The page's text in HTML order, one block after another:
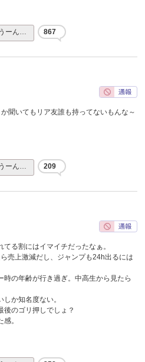
うーん… 867
聞いてもリア友誰も持ってないもんな～
うーん… 209
る割にはイマイチだったなぁ。
売上激減だし、ジャンプも24h出るには
時の年齢が行き過ぎ。中高生から見たら
か知名度ない。
後のゴリ押しでしょ？
。